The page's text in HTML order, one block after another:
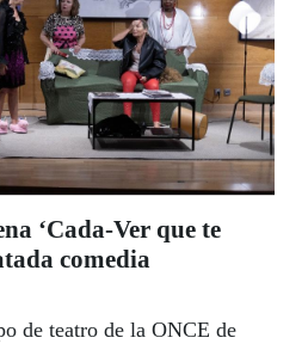
verano, vendedor de la
Almudena Grandes. “Soy
a la ONCE”, afirma.
comunicación como el
sociedad. | LUIS
‘Cada-Ver que te
comedia
de teatro de la ONCE de